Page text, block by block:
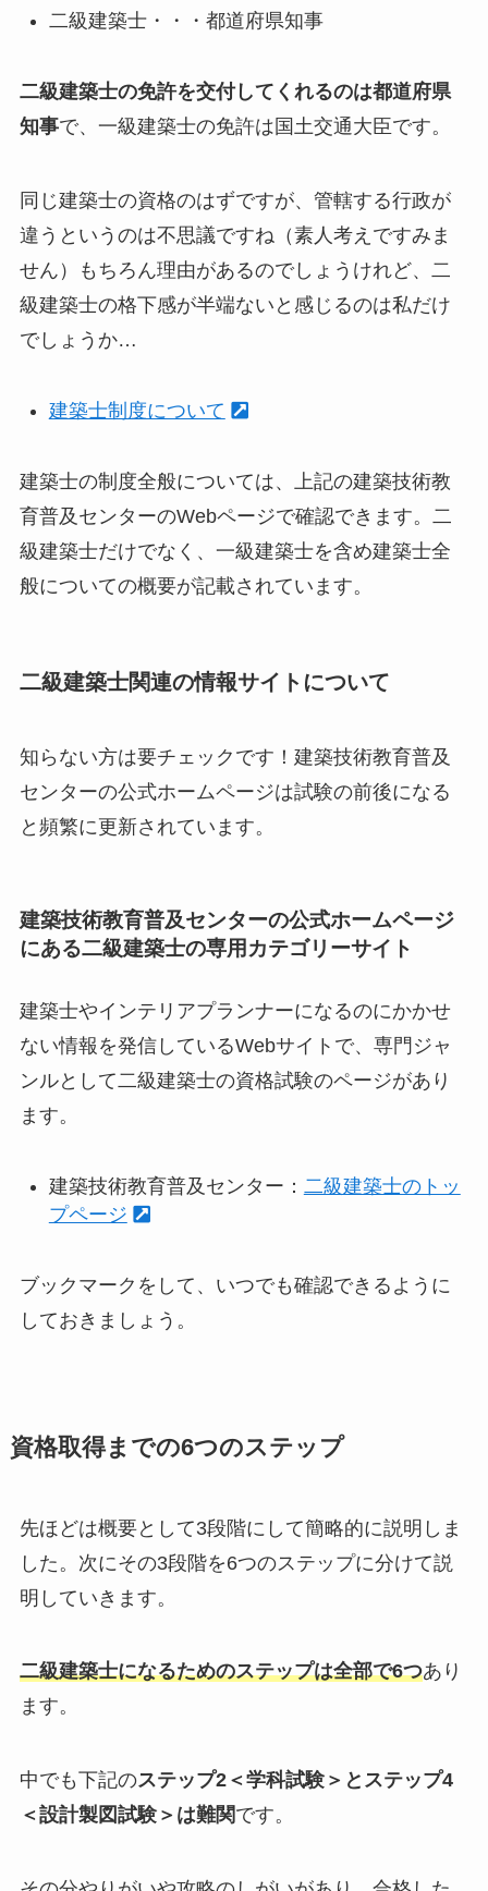
二級建築士・・・都道府県知事
二級建築士の免許を交付してくれるのは都道府県
知事で、一級建築士の免許は国土交通大臣です。
同じ建築士の資格のはずですが、管轄する行政が
違うというのは不思議ですね（素人考えですみま
せん）もちろん理由があるのでしょうけれど、二
級建築士の格下感が半端ないと感じるのは私だけ
でしょうか…
建築士制度について
建築士の制度全般については、上記の建築技術教
育普及センターのWebページで確認できます。二
級建築士だけでなく、一級建築士を含め建築士全
般についての概要が記載されています。
二級建築士関連の情報サイトについて
知らない方は要チェックです！建築技術教育普及
センターの公式ホームページは試験の前後になる
と頻繁に更新されています。
建築技術教育普及センターの公式ホームページ
にある二級建築士の専用カテゴリーサイト
建築士やインテリアプランナーになるのにかかせ
ない情報を発信しているWebサイトで、専門ジャ
ンルとして二級建築士の資格試験のページがあり
ます。
建築技術教育普及センター： 二級建築士のトッ
プページ
ブックマークをして、いつでも確認できるように
しておきましょう。
資格取得までの6つのステップ
先ほどは概要として3段階にして簡略的に説明しま
した。次にその3段階を6つのステップに分けて説
明していきます。
二級建築士になるためのステップは全部で6つあり
ます。
中でも下記のステップ2＜学科試験＞とステップ4
＜設計製図試験＞は難関です。